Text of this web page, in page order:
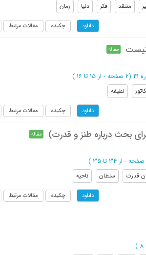
منتقد فکر دنیا زمان
دانلود چکیده مقالات مرتبط
مقاله
(‎2 صفحه - از 15 تا 16 )
لطیفه
دانلود چکیده مقالات مرتبط
بحث درباره طنز و قدرت) مقاله
از 34 تا 35 )
قدرت سلطان ناحیه
دانلود چکیده مقالات مرتبط
)